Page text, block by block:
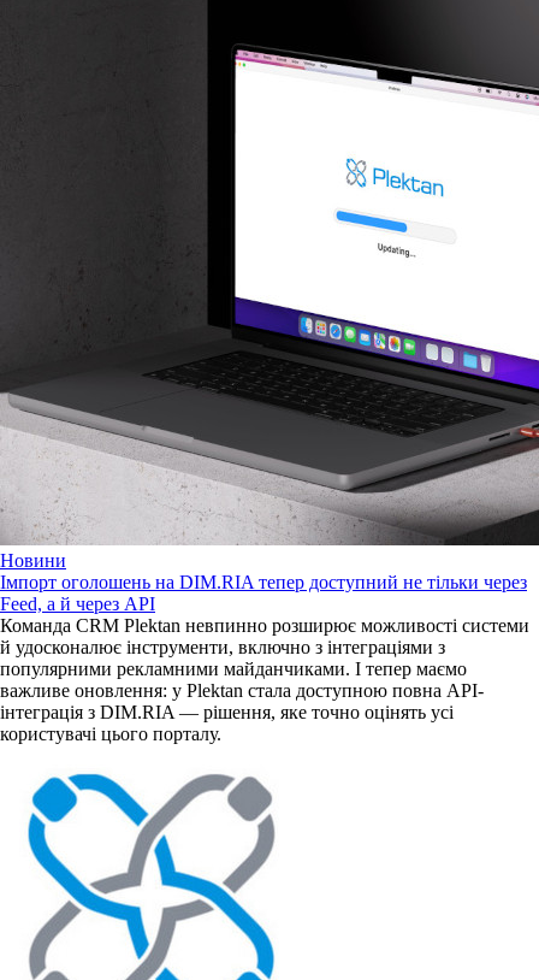
Новини
Імпорт оголошень на DIM.RIA тепер доступний не тільки через
Feed, а й через API
Команда CRM Plektan невпинно розширює можливості системи
й удосконалює інструменти, включно з інтеграціями з
популярними рекламними майданчиками. І тепер маємо
важливе оновлення: у Plektan стала доступною повна API-
інтеграція з DIM.RIA — рішення, яке точно оцінять усі
користувачі цього порталу.